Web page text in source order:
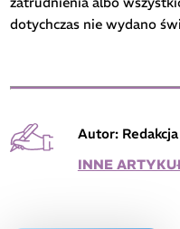
dotychczas nie wydano
Autor: Redakcja
INNE